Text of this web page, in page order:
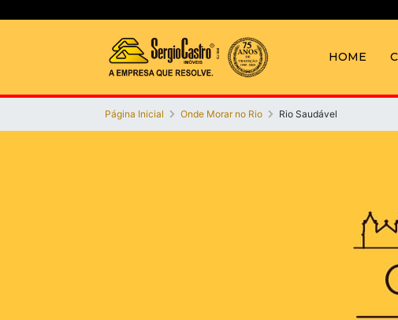
HOME
Página Inicial Onde Morar no Rio Rio Saudável